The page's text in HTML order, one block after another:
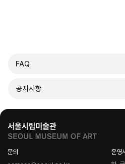
FAQ
공지사항
문의
운영